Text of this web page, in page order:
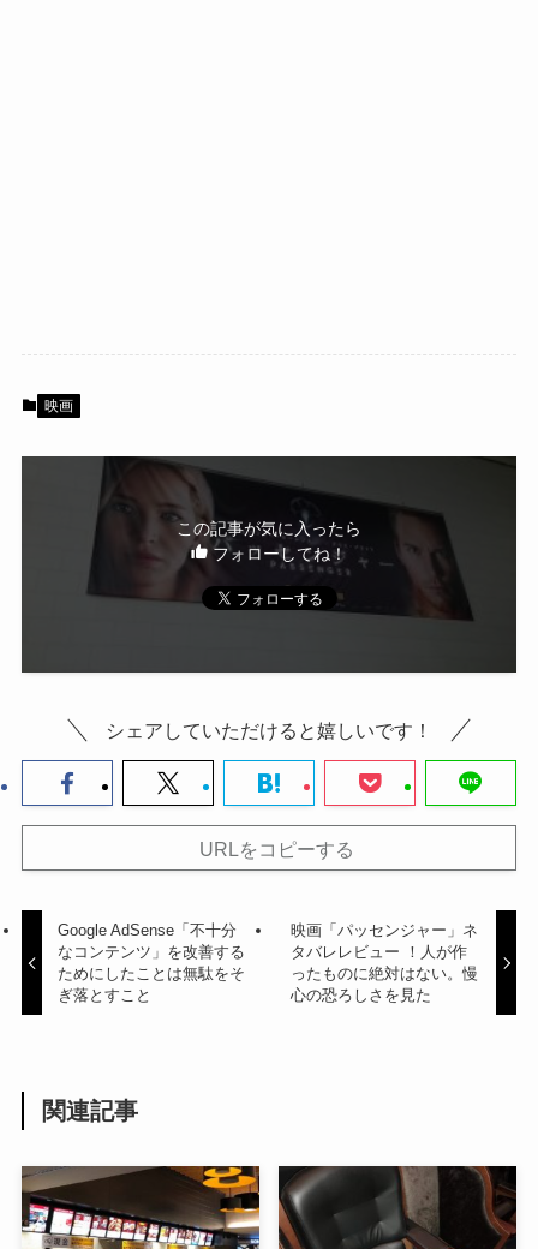
映画
この記事が気に入ったら
フォローしてね！
シェアしていただけると嬉しいです！
URLをコピーする
Google AdSense「不十分
なコンテンツ」を改善する
ためにしたことは無駄をそ
ぎ落とすこと
映画「パッセンジャー」ネ
タバレレビュー ！人が作
ったものに絶対はない。慢
心の恐ろしさを見た
関連記事